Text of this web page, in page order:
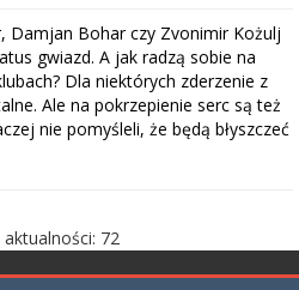
Damjan Bohar czy Zvonimir Kożulj
gwiazd. A jak radzą sobie na
Dla niektórych zderzenie z
Ale na pokrzepienie serc są też
nie pomyśleli, że będą błyszczeć
72